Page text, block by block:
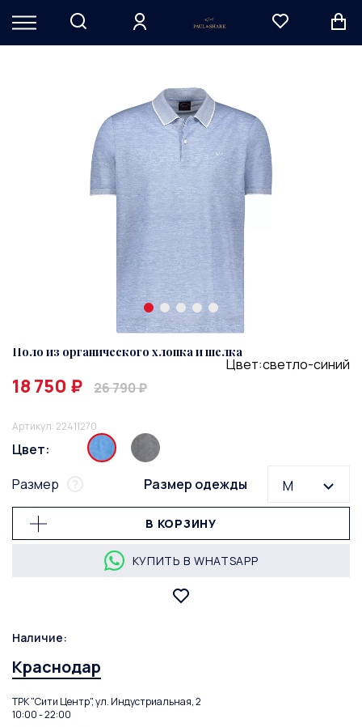
Артикул: 22411270
Поло из органического хлопка и шелка
18 750 ₽ 26 790 ₽
Цвет:светло-синий
Цвет:
Размер одежды
M
Размер
В КОРЗИНУ
КУПИТЬ В WHATSAPP
Наличие:
Краснодар
ТРК "Сити Центр", ул. Индустриальная, 2
10:00 - 22:00